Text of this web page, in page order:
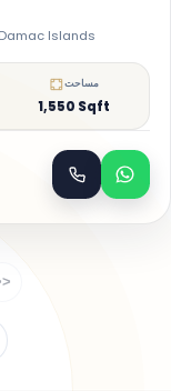
Islands
مساحت
1,550 Sqft